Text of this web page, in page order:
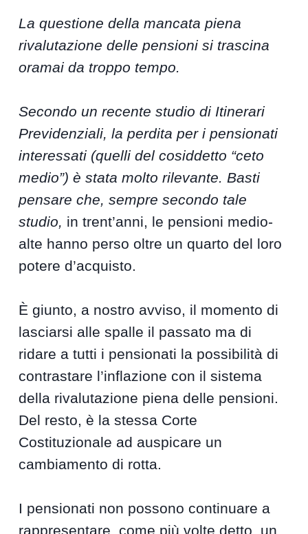
La questione della mancata piena
rivalutazione delle pensioni si trascina
oramai da troppo tempo.
Secondo un recente studio di Itinerari
Previdenziali, la perdita per i pensionati
interessati (quelli del cosiddetto “ceto
medio”) è stata molto rilevante. Basti
pensare che, sempre secondo tale
studio, in trent’anni, le pensioni medio-
alte hanno perso oltre un quarto del loro
potere d’acquisto.
È giunto, a nostro avviso, il momento di
lasciarsi alle spalle il passato ma di
ridare a tutti i pensionati la possibilità di
contrastare l’inflazione con il sistema
della rivalutazione piena delle pensioni.
Del resto, è la stessa Corte
Costituzionale ad auspicare un
cambiamento di rotta.
I pensionati non possono continuare a
rappresentare, come più volte detto, un